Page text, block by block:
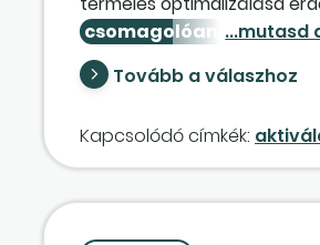
csomagolóanyag-
üzemel, amelyet az
használt állványrendszert
beépítése. Ráaktiválhatjuk-
vehetjük-e az eszközeink
lesznek olyan épületek,
Tovább a válaszhoz
Kapcsolódó címkék: